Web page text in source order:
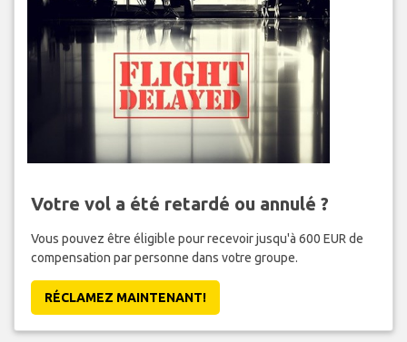
Votre vol a été retardé ou annulé ?
Vous pouvez être éligible pour recevoir jusqu'à 600 EUR de
compensation par personne dans votre groupe.
RÉCLAMEZ MAINTENANT!